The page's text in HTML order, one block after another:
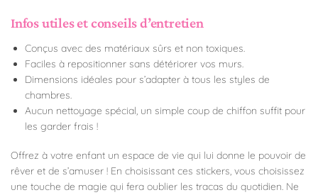
Infos utiles et conseils d’entretien
Conçus avec des matériaux sûrs et non toxiques.
Faciles à repositionner sans détériorer vos murs.
Dimensions idéales pour s’adapter à tous les styles de
chambres.
Aucun nettoyage spécial, un simple coup de chiffon suffit pour
les garder frais !
Offrez à votre enfant un espace de vie qui lui donne le pouvoir de
rêver et de s’amuser ! En choisissant ces stickers, vous choisissez
une touche de magie qui fera oublier les tracas du quotidien. Ne